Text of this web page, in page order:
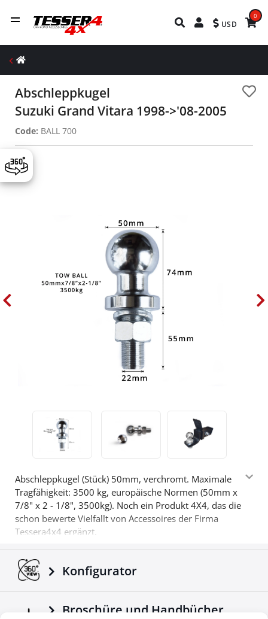
USD
0
Abschleppkugel
Suzuki Grand Vitara 1998->'08-2005
Code: BALL 700
Abschleppkugel (Stück) 50mm, verchromt. Maximale
Tragfähigkeit: 3500 kg, europäische Normen (50mm x
7/8" x 2 - 1/8", 3500kg). Noch ein Produkt 4X4, das die
schon bewerte Vielfallt von Accessoires der Firma
Tessera4x4 ergänzt.
Konfigurator
Broschüre und Handbücher